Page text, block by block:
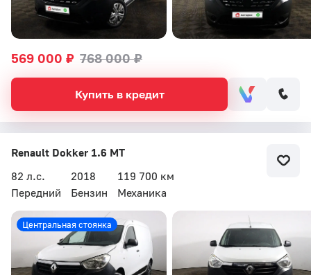
569 000 ₽ 768 000 ₽
Купить в кредит
Renault Dokker 1.6 MT
82 л.с.
2018
119 700 км
Передний
Бензин Механика
Центральная стоянка